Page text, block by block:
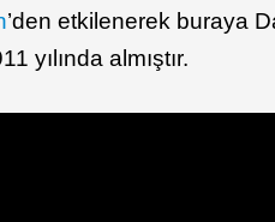
’den etkilenerek buraya
yılında almıştır.